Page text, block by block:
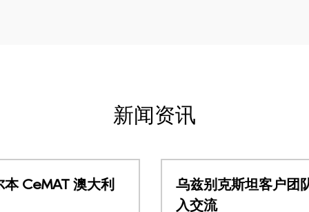
新闻资讯
乌兹别克斯坦客户团队莅临上海贝蒂斯深